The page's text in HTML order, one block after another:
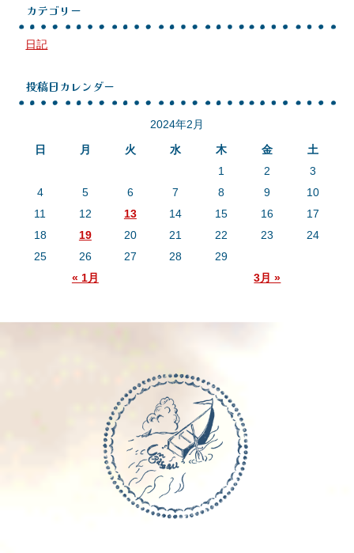
カテゴリー
日記
投稿日カレンダー
2024年2月
日
月 火 水 木 金 土
« 1月 3月 »
1 2
3
4
5 6 7 8 9
10
11
12 13 14 15 16
17
18
19 20 21 22 23
24
25
26 27 28 29